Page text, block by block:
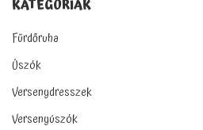
KATEGÓRIÁK
Fürdőruha
Úszók
Versenydresszek
Versenyúszók